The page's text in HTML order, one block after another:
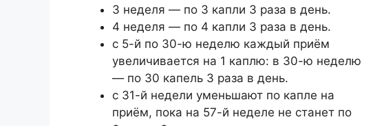
3 неделя — по 3 капли 3 раза в день.
4 неделя — по 4 капли 3 раза в день.
с 5-й по 30-ю неделю каждый приём
увеличивается на 1 каплю: в 30-ю неделю
— по 30 капель 3 раза в день.
с 31-й недели уменьшают по капле на
приём, пока на 57-й неделе не станет по